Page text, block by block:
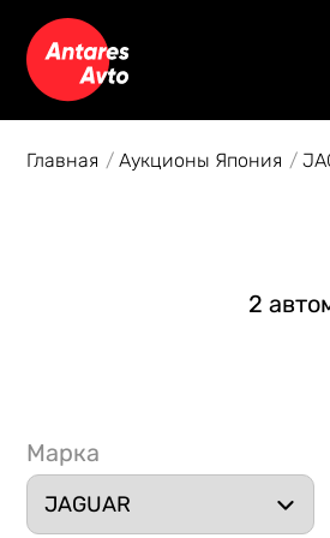
Главная Аукционы Япония
2
Марка